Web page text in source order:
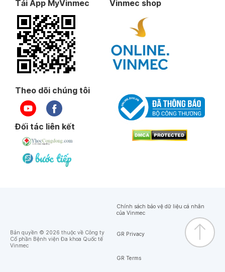
Tải App MyVinmec Vinmec shop
Theo dõi chúng tôi
Đối tác liên kết
Bản quyền © 2026 thuộc về Công ty
Cổ phần Bệnh viện Đa khoa Quốc tế
Vinmec
Chính sách bảo vệ dữ liệu cá nhân
của Vinmec
GR Privacy
GR Terms